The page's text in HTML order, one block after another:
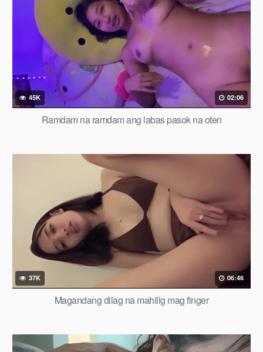
45K 02:06
Ramdam na ramdam ang labas pasok na oten
37K 06:46
Magandang dilag na mahilig mag finger